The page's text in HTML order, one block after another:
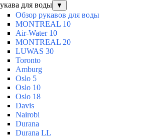
для воды
▼
Обзор рукавов для воды
MONTREAL 10
Air-Water 10
MONTREAL 20
LUWAS 30
Toronto
Amburg
Oslo 5
Oslo 10
Oslo 18
Davis
Nairobi
Durana
Durana LL